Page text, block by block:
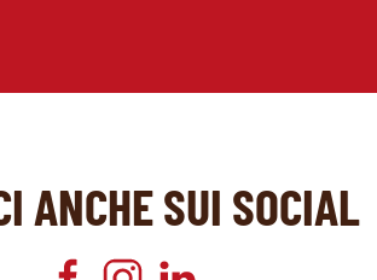
ANCHE SUI SOCIAL